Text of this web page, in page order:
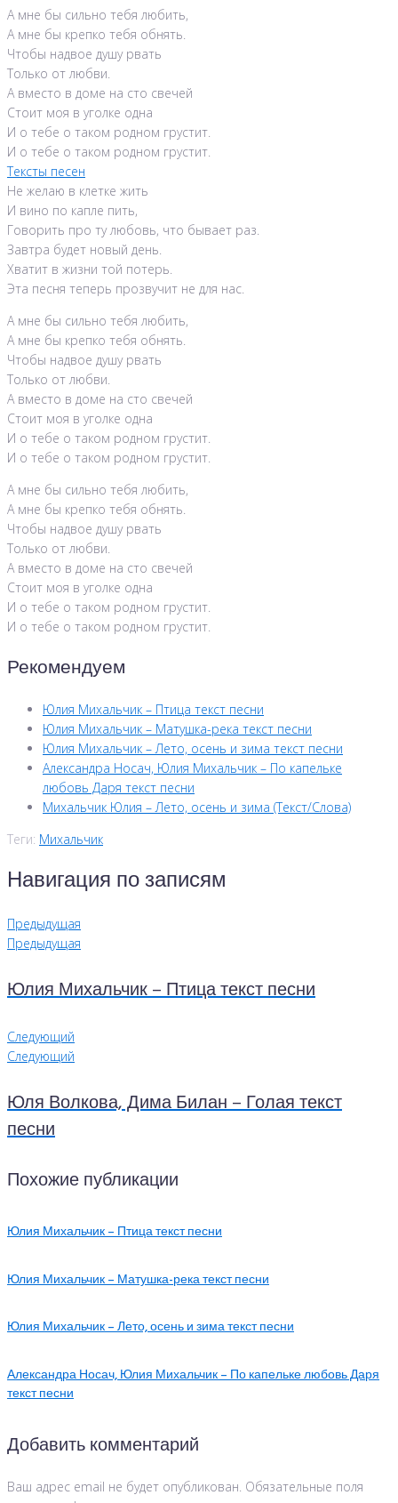
А мне бы сильно тебя любить,
А мне бы крепко тебя обнять.
Чтобы надвое душу рвать
Только от любви.
А вместо в доме на сто свечей
Стоит моя в уголке одна
И о тебе о таком родном грустит.
И о тебе о таком родном грустит.
Тексты песен
Не желаю в клетке жить
И вино по капле пить,
Говорить про ту любовь, что бывает раз.
Завтра будет новый день.
Хватит в жизни той потерь.
Эта песня теперь прозвучит не для нас.
А мне бы сильно тебя любить,
А мне бы крепко тебя обнять.
Чтобы надвое душу рвать
Только от любви.
А вместо в доме на сто свечей
Стоит моя в уголке одна
И о тебе о таком родном грустит.
И о тебе о таком родном грустит.
А мне бы сильно тебя любить,
А мне бы крепко тебя обнять.
Чтобы надвое душу рвать
Только от любви.
А вместо в доме на сто свечей
Стоит моя в уголке одна
И о тебе о таком родном грустит.
И о тебе о таком родном грустит.
Рекомендуем
Юлия Михальчик – Птица текст песни
Юлия Михальчик – Матушка-река текст песни
Юлия Михальчик – Лето, осень и зима текст песни
Александра Носач, Юлия Михальчик – По капельке
любовь Даря текст песни
Михальчик Юлия – Лето, осень и зима (Текст/Слова)
Теги: Михальчик
Навигация по записям
Предыдущая
Предыдущая
Юлия Михальчик – Птица текст песни
Следующий
Следующий
Юля Волкова, Дима Билан – Голая текст
песни
Похожие публикации
Юлия Михальчик – Птица текст песни
Юлия Михальчик – Матушка-река текст песни
Юлия Михальчик – Лето, осень и зима текст песни
Александра Носач, Юлия Михальчик – По капельке любовь Даря
текст песни
Добавить комментарий
Ваш адрес email не будет опубликован. Обязательные поля